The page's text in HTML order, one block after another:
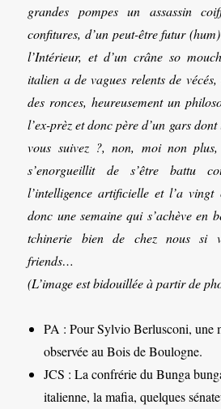
grandes pompes un assassin
confitures, d’un peut-être futur
l’Intérieur, et d’un crâne so
italien a de vagues relents de
des ronces, heureusement un
l’ex-prèz et donc père d’un gars
vous suivez ?, non, moi non
s’enorgueillit de s’être battu
l’intelligence artificielle et l’a
donc une semaine qui s’achève en
tchinerie bien de chez nous si
friends…
(L’image est bidouillée à partir de
PA : Pour Sylvio Berlusconi, une
observée au Bois de Boulogne.
JCS : La confrérie du Bunga
italienne, la mafia, quelques